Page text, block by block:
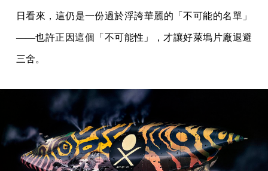
日看來，這仍是一份過於浮誇華麗的「不可能的名單」
——也許正因這個「不可能性」，才讓好萊塢片廠退避
三舍。